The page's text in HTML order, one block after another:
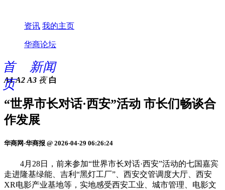
资讯 我的主页
华商论坛
首
页
新闻
A1 A2 A3 夜 白
“世界市长对话·西安”活动 市长们畅谈合
作发展
华商网-华商报 @ 2026-04-29 06:26:24
4月28日，前来参加“世界市长对话·西安”活动的七国嘉宾
走进隆基绿能、吉利“黑灯工厂”、西安交管调度大厅、西安
XR电影产业基地等，实地感受西安工业、城市管理、电影文